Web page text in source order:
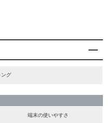
ング
端末の使いやすさ